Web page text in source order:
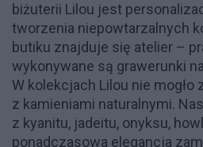
biżuterii Lilou jest
tworzenia niepowtarzalnych
butiku znajduje się atelier –
wykonywane są grawerunki
W kolekcjach Lilou nie mogło
z kamieniami naturalnymi.
z kyanitu, jadeitu, onyksu,
ponadczasowa elegancja